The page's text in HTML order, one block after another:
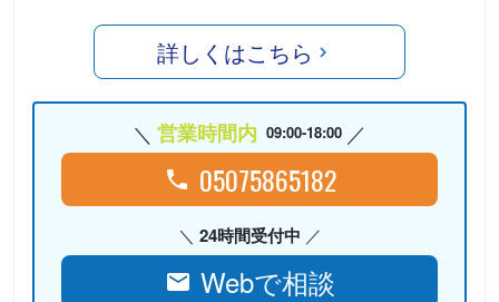
詳しくはこちら
営業時間内 09:00-18:00
05075865182
24時間受付中
Webで相談